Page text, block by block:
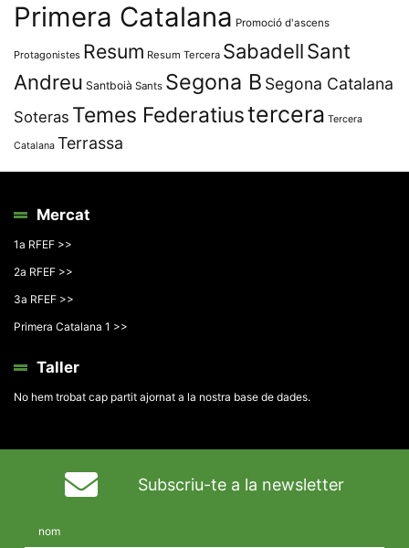
Primera Catalana Promoció d'ascens
Protagonistes Resum Resum Tercera SabadellSant
Andreu Santboià Sants Segona B Segona Catalana
Soteras Temes Federatiustercera Tercera
Catalana Terrassa
Mercat
1a RFEF >>
2a RFEF >>
3a RFEF >>
Primera Catalana 1 >>
Taller
No hem trobat cap partit ajornat a la nostra base de dades.
Subscriu-te a la newsletter